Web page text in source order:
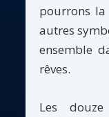
pourrons
autres
ensemble
rêves.
Les